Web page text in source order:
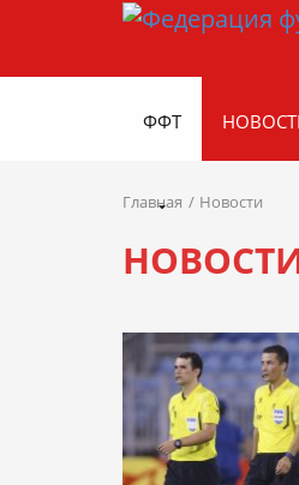
ФФТ
Главная Новости